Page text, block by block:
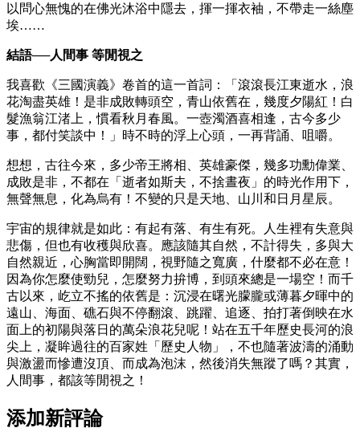
以問心無愧的在佛光沐浴中隱去，揮一揮衣袖，不帶走一絲塵
埃……
結語──人間事 等閒視之
我喜歡《三國演義》卷首的這一首詞：「滾滾長江東逝水，浪
花淘盡英雄！是非成敗轉頭空，青山依舊在，幾度夕陽紅！白
髮漁翁江渚上，慣看秋月春風。一壺濁酒喜相逢，古今多少
事，都付笑談中！」時不時的浮上心頭，一再背誦、咀嚼。
想想，古往今來，多少帝王將相、英雄豪傑，幾多功勳偉業、
成敗是非，不都在「逝者如斯夫，不捨晝夜」的時光作用下，
無聲無息，化為烏有！不變的只是天地、山川和日月星辰。
宇宙的規律就是如此：有起有落、有生有死。人生裡有失意與
悲傷，但也有收穫與欣喜。應該隨其自然，不計得失，多與大
自然親近，心胸當即開闊，視野隨之寬廣，什麼都不必在意！
因為你怎麼使勁兒，怎麼努力拚博，到頭來總是一場空！而千
古以來，屹立不搖的依舊是：沉浸在曙光朦朧或薄暮夕暉中的
遠山、海面、礁石與不停翻滾、跳躍、追逐、拍打著倒映在水
面上的初陽與落日的萬朵浪花兒呢！站在五千年歷史長河的浪
尖上，凝眸過往的百家姓「歷史人物」，不也隨著波濤的涌動
與激盪而慘遭沒頂、而成為泡沫，然後消失無蹤了嗎？其實，
人間事，都該等閒視之！
添加新評論